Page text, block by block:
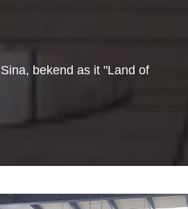
bekend as it "Land of